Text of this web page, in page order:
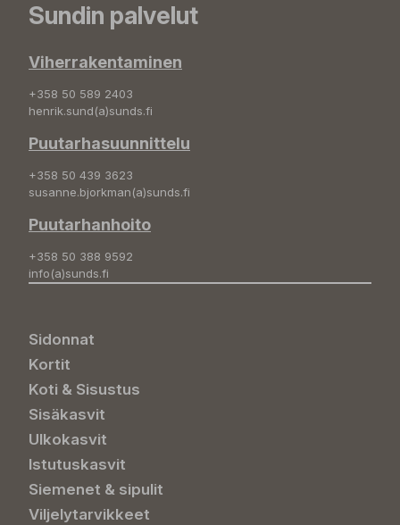
Sundin palvelut
Viherrakentaminen
+358 50 589 2403
henrik.sund(a)sunds.fi
Puutarhasuunnittelu
+358 50 439 3623
susanne.bjorkman(a)sunds.fi
Puutarhanhoito
+358 50 388 9592
info(a)sunds.fi
Sidonnat
Kortit
Koti & Sisustus
Sisäkasvit
Ulkokasvit
Istutuskasvit
Siemenet & sipulit
Viljelytarvikkeet